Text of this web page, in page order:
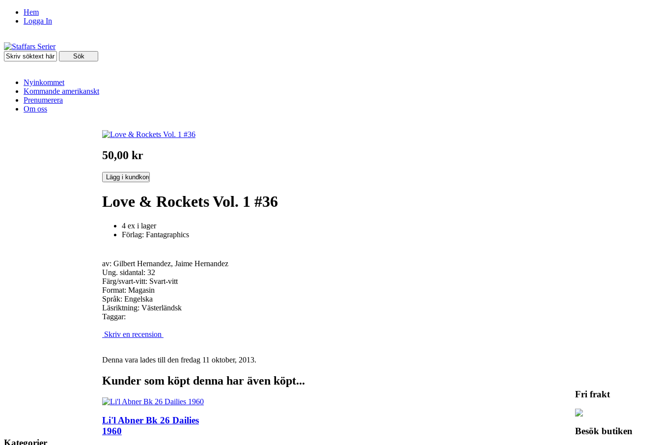
Hem
Logga In
Nyinkommet
Kommande amerikanskt
Prenumerera
Om oss
Kategorier
50,00 kr
Love & Rockets Vol. 1 #36
4 ex i lager
Förlag: Fantagraphics
av: Gilbert Hernandez, Jaime Hernandez
Ung. sidantal: 32
Färg/svart-vitt: Svart-vitt
Format: Magasin
Språk: Engelska
Läsriktning: Västerländsk
Taggar:
Skriv en recension
Denna vara lades till den fredag 11 oktober, 2013.
Kunder som köpt denna har även köpt...
Li'l Abner Bk 26 Dailies
1960
Fri frakt
Besök butiken